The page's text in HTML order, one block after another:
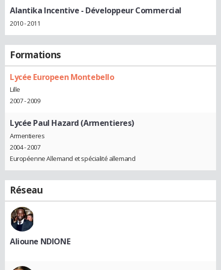
Alantika Incentive - Développeur Commercial
2010 - 2011
Formations
Lycée Europeen Montebello
Lille
2007 - 2009
Lycée Paul Hazard (Armentieres)
Armentieres
2004 - 2007
Européenne Allemand et spécialité allemand
Réseau
Alioune NDIONE